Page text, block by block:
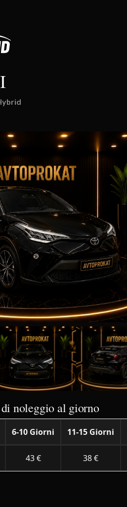
noleggio al giorno
6-10 Giorni 11-15 Giorni
43 € 38 €